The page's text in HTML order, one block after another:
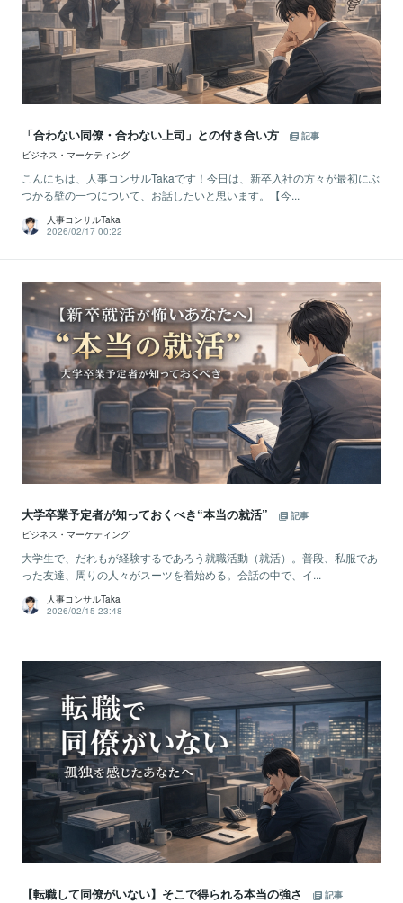
「合わない同僚・合わない上司」との付き合い方
記事
ビジネス・マーケティング
こんにちは、人事コンサルTakaです！今日は、新卒入社の方々が最初にぶ
つかる壁の一つについて、お話したいと思います。【今...
人事コンサルTaka
2026/02/17 00:22
大学卒業予定者が知っておくべき“本当の就活”
記事
ビジネス・マーケティング
大学生で、だれもが経験するであろう就職活動（就活）。普段、私服であ
った友達、周りの人々がスーツを着始める。会話の中で、イ...
人事コンサルTaka
2026/02/15 23:48
【転職して同僚がいない】そこで得られる本当の強さ
記事